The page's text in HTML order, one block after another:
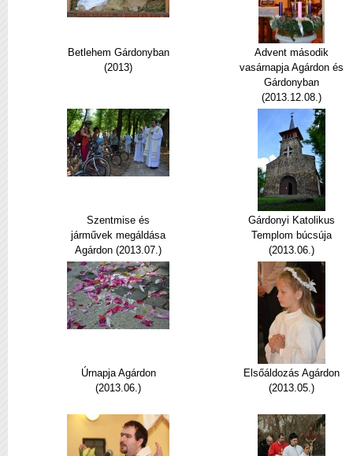
Betlehem Gárdonyban
(2013)
Advent második
vasárnapja Agárdon és
Gárdonyban
(2013.12.08.)
Szentmise és
járművek megáldása
Agárdon (2013.07.)
Gárdonyi Katolikus
Templom búcsúja
(2013.06.)
Úrnapja Agárdon
(2013.06.)
Elsőáldozás Agárdon
(2013.05.)